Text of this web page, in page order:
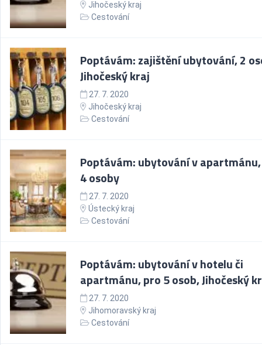
Jihočeský kraj
Cestování
Poptávám: zajištění ubytování, 2
Jihočeský kraj
27. 7. 2020
Jihočeský kraj
Cestování
Poptávám: ubytování v
4 osoby
27. 7. 2020
Ústecký kraj
Cestování
Poptávám: ubytování v hotelu či
apartmánu, pro 5 osob, Jihočeský
27. 7. 2020
Jihomoravský kraj
Cestování